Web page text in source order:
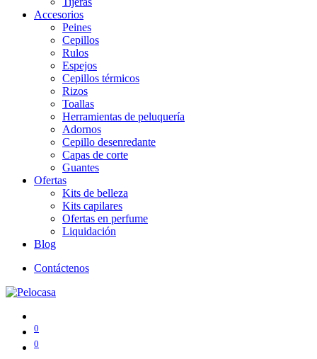
Accesorios
Peines
Cepillos
Rulos
Espejos
Cepillos térmicos
Rizos
Toallas
Herramientas de peluquería
Adornos
Cepillo desenredante
Capas de corte
Guantes
Ofertas
Kits de belleza
Kits capilares
Ofertas en perfume
Liquidación
Blog
Contáctenos
0
0